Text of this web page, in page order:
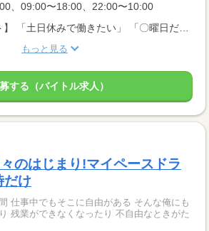
、09:00〜18:00、22:00〜10:00
もっと見る
する（バイトル求人）
のはじまり!マイペースドラ
だけ
仕事中でもそこに自由がある そんな俺にも
残業ができなくなったり 不自由なときがた